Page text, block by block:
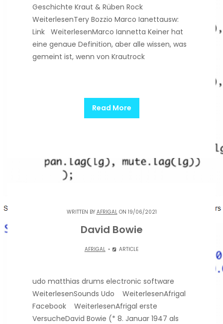
Geschichte Kraut & Rüben Rock
WeiterlesenTery Bozzio Marco Ianettausw:
Link WeiterlesenMarco Iannetta Keiner hat
eine genaue Definition, aber alle wissen, was
gemeint ist, wenn von Krautrock
Read More
WRITTEN BY AFRIGALON 19/06/2021
David Bowie
AFRIGAL ARTICLE
udo matthias drums electronic software
WeiterlesenSounds Udo WeiterlesenAfrigal
Facebook WeiterlesenAfrigal erste
VersucheDavid Bowie (* 8. Januar 1947 als